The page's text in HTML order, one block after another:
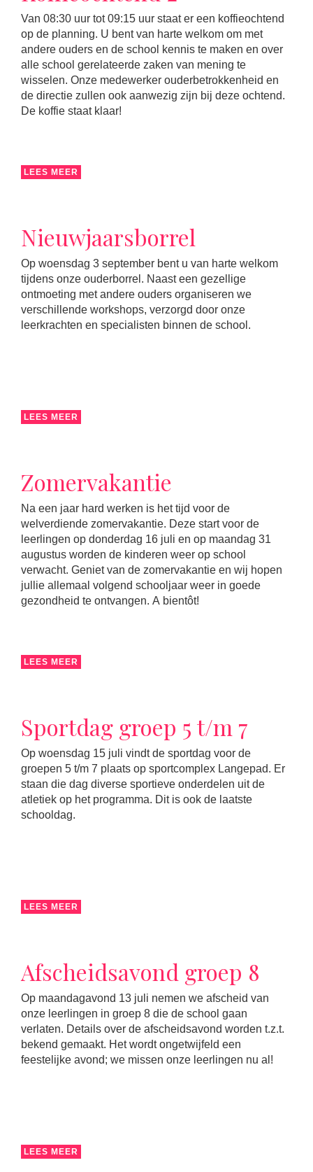
Van 08:30 uur tot 09:15 uur staat er een koffieochtend
op de planning. U bent van harte welkom om met
andere ouders en de school kennis te maken en over
alle school gerelateerde zaken van mening te
wisselen. Onze medewerker ouderbetrokkenheid en
de directie zullen ook aanwezig zijn bij deze ochtend.
De koffie staat klaar!
LEES MEER
Nieuwjaarsborrel
Op woensdag 3 september bent u van harte welkom
tijdens onze ouderborrel. Naast een gezellige
ontmoeting met andere ouders organiseren we
verschillende workshops, verzorgd door onze
leerkrachten en specialisten binnen de school.
LEES MEER
Zomervakantie
Na een jaar hard werken is het tijd voor de
welverdiende zomervakantie. Deze start voor de
leerlingen op donderdag 16 juli en op maandag 31
augustus worden de kinderen weer op school
verwacht. Geniet van de zomervakantie en wij hopen
jullie allemaal volgend schooljaar weer in goede
gezondheid te ontvangen. A bientôt!
LEES MEER
Sportdag groep 5 t/m 7
Op woensdag 15 juli vindt de sportdag voor de
groepen 5 t/m 7 plaats op sportcomplex Langepad. Er
staan die dag diverse sportieve onderdelen uit de
atletiek op het programma. Dit is ook de laatste
schooldag.
LEES MEER
Afscheidsavond groep 8
Op maandagavond 13 juli nemen we afscheid van
onze leerlingen in groep 8 die de school gaan
verlaten. Details over de afscheidsavond worden t.z.t.
bekend gemaakt. Het wordt ongetwijfeld een
feestelijke avond; we missen onze leerlingen nu al!
LEES MEER